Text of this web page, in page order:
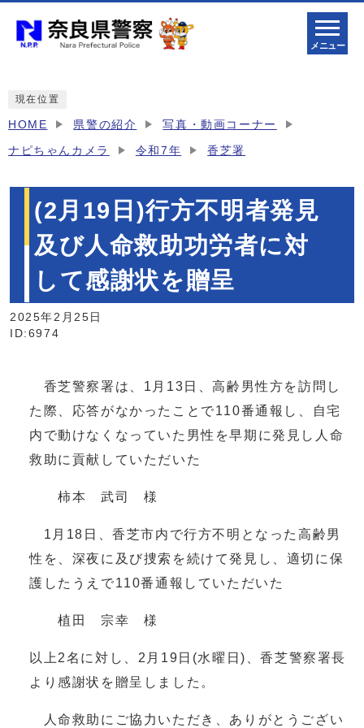
メニュー
現在位置
HOME 県警の紹介 写真・動画コーナー
ナピちゃんカメラ 令和7年 香芝署
(2月19日)行方不明者発見
及び人命救助功労者に対
して感謝状を贈呈
2025年2月25日
ID:6974
香芝警察署は、1月13日、高齢男性方を訪問し
た際、応答がなかったことで110番通報し、自宅
内で動けなくなっていた男性を早期に発見し人命
救助に貢献していただいた
柿本 武司 様
1月18日、香芝市内で行方不明となった高齢男
性を、深夜に及び捜索を続けて発見し、適切に保
護したうえで110番通報していただいた
植田 宗幸 様
以上2名に対し、2月19日(水曜日)、香芝警察署長
より感謝状を贈呈しました。
人命救助にご協力いただき、ありがとうござい